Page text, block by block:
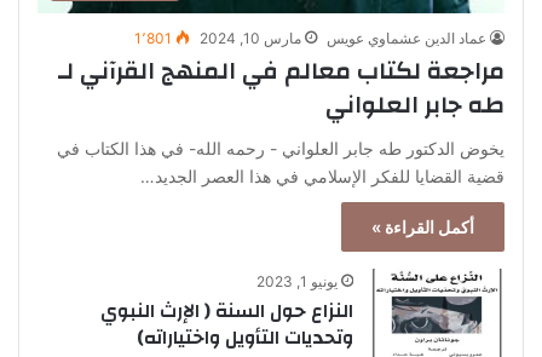
عماد الدين عشماوي عويس مارس 10, 2024 1٬801
مراجعة لكتاب معالم في المنهج القرآني لـ
طه جابر العلواني
يخوض الدكتور طه جابر العلواني - رحمه الله- في هذا الكتاب في
قضية القضايا للفكر الإسلامي في هذا العصر الجديد…
أكمل القراءة »
يونيو 1, 2023
النزاع حول السنة ( الإرث النبوي
وتحديات التأويل واختياراته)